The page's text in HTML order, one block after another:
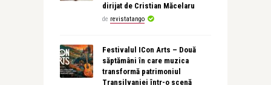
dirijat de Cristian Măcelaru
de revistatango
Festivalul ICon Arts – Două
săptămâni în care muzica
transformă patrimoniul
Transilvaniei într-o scenă